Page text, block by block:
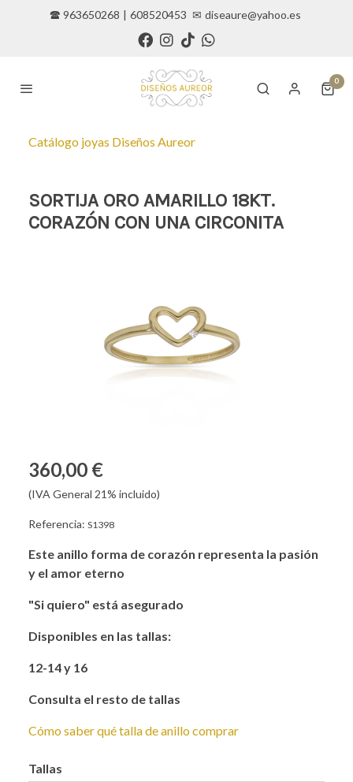
🕿 963650268 | 608520453 ✉ diseaure@yahoo.es
0
Catálogo joyas Diseños Aureor
SORTIJA ORO AMARILLO 18KT.
CORAZÓN CON UNA CIRCONITA
360,00 €
(IVA General 21% incluido)
Referencia: S1398
Este anillo forma de corazón representa la pasión
y el amor eterno
"Si quiero" está asegurado
Disponibles en las tallas:
12-14 y 16
Consulta el resto de tallas
Cómo saber qué talla de anillo comprar
Tallas